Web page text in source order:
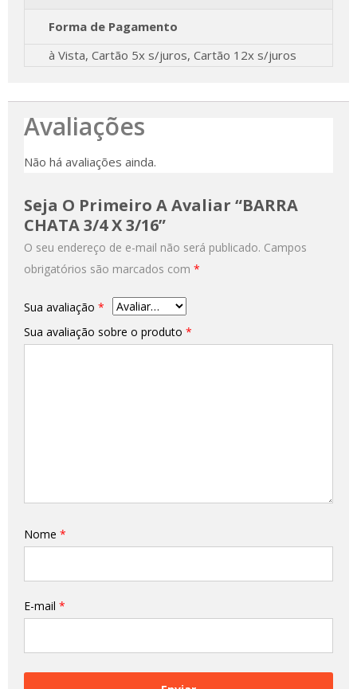
Forma de Pagamento
à Vista, Cartão 5x s/juros, Cartão 12x s/juros
Avaliações
Não há avaliações ainda.
Seja O Primeiro A Avaliar “BARRA
CHATA 3/4 X 3/16”
O seu endereço de e-mail não será publicado. Campos
obrigatórios são marcados com *
Sua avaliação *
Sua avaliação sobre o produto *
Nome *
E-mail *